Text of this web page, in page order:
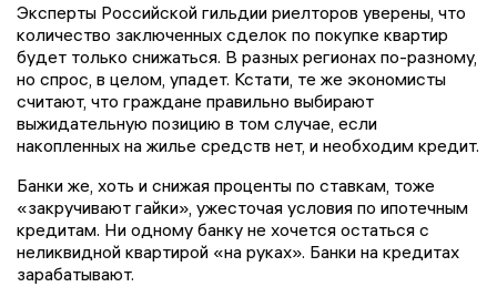
Эксперты Российской гильдии риелторов уверены, что
количество заключенных сделок по покупке квартир
будет только снижаться. В разных регионах по-разному,
но спрос, в целом, упадет. Кстати, те же экономисты
считают, что граждане правильно выбирают
выжидательную позицию в том случае, если
накопленных на жилье средств нет, и необходим кредит.
Банки же, хоть и снижая проценты по ставкам, тоже
«закручивают гайки», ужесточая условия по ипотечным
кредитам. Ни одному банку не хочется остаться с
неликвидной квартирой «на руках». Банки на кредитах
зарабатывают.